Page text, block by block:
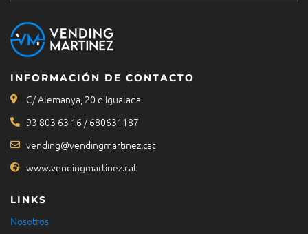
INFORMACIÓN DE CONTACTO
C/ Alemanya, 20 d'Igualada
93 803 63 16 / 680631187
vending@vendingmartinez.cat
www.vendingmartinez.cat
LINKS
Nosotros